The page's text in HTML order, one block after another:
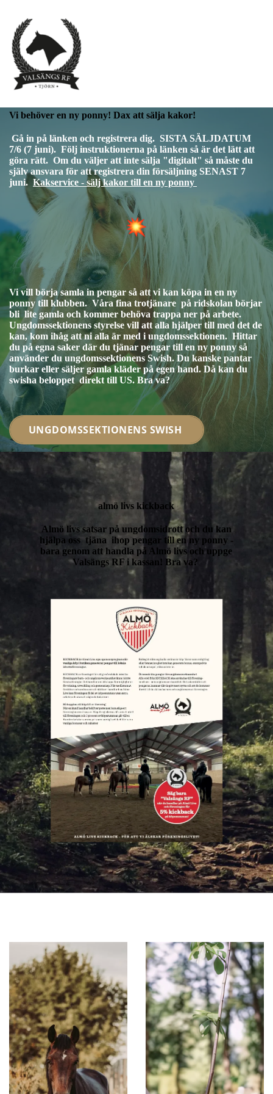
Vi behöver en ny ponny! Dax att sälja kakor!
Gå in på länken och registrera dig. SISTA SÄLJDATUM
7/6 (7 juni). Följ instruktionerna på länken så är det lätt att
göra rätt. Om du väljer att inte sälja "digitalt" så måste du
själv ansvara för att registrera din försäljning SENAST 7
juni. Kakservice - sälj kakor till en ny ponny
Vi vill börja samla in pengar så att vi kan köpa in en ny
ponny till klubben. Våra fina trotjänare på ridskolan börjar
bli lite gamla och kommer behöva trappa ner på arbete.
Ungdomssektionens styrelse vill att alla hjälper till med det de
kan, kom ihåg att ni alla är med i ungdomssektionen. Hittar
du på egna saker där du tjänar pengar till en ny ponny så
använder du ungdomssektionens Swish. Du kanske pantar
burkar eller säljer gamla kläder på egen hand. Då kan du
swisha beloppet direkt till US. Bra va?
UNGDOMSSEKTIONENS SWISH
almö livs kickback
Almö livs satsar på ungdomsidrott och du kan
hjälpa oss tjäna ihop pengar till en ny ponny -
bara genom att handla på Almö livs och uppge
Valsängs RF i kassan! Bra va?